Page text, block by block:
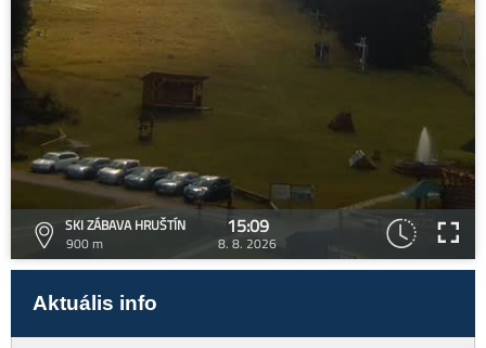
SKI ZÁBAVA HRUŠTÍN
900 m
15:09
8. 8. 2026
Aktuális info